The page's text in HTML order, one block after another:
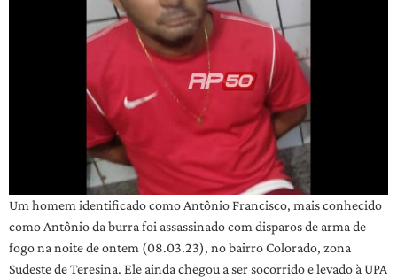
Um homem identificado como Antônio Francisco, mais conhecido
como Antônio da burra foi assassinado com disparos de arma de
fogo na noite de ontem (08.03.23), no bairro Colorado, zona
Sudeste de Teresina. Ele ainda chegou a ser socorrido e levado à UPA